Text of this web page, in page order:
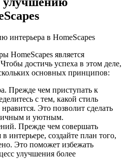
интерьера в HomeScapes
HomeScapes является
достичь успеха в этом деле,
основных принципов:
Прежде чем приступать к
с тем, какой стиль
Это позволит сделать
и уютным.
Прежде чем совершать
интерьере, создайте план того,
Это поможет избежать
улучшения более